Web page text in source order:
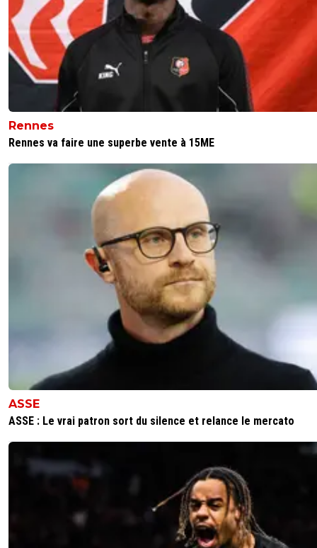
Rennes
Rennes va faire une superbe vente à 15ME
ASSE
ASSE : Le vrai patron sort du silence et relance le mercato